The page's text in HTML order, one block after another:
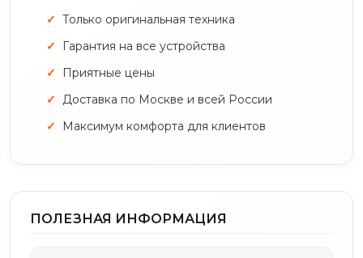
Только оригинальная техника
Гарантия на все устройства
Приятные цены
Доставка по Москве и всей России
Максимум комфорта для клиентов
ПОЛЕЗНАЯ ИНФОРМАЦИЯ